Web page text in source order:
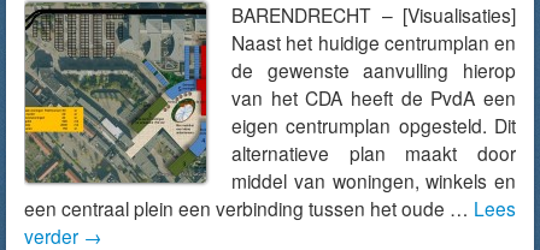
BARENDRECHT – [Visualisaties]
Naast het huidige centrumplan en
de gewenste aanvulling hierop
van het CDA heeft de PvdA een
eigen centrumplan opgesteld. Dit
alternatieve plan maakt door
middel van woningen, winkels en
een centraal plein een verbinding tussen het oude … Lees
verder →